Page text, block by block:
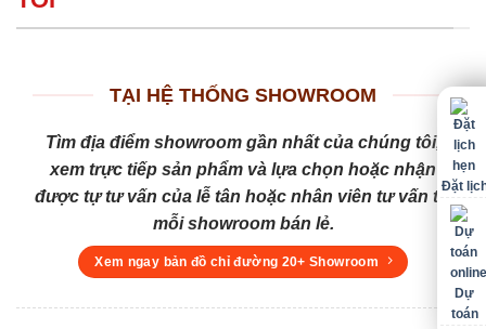
TẠI HỆ THỐNG SHOWROOM
Tìm địa điểm showroom gần nhất của chúng tôi,
xem trực tiếp sản phẩm và lựa chọn hoặc nhận
được tự tư vấn của lễ tân hoặc nhân viên tư vấn tại
mỗi showroom bán lẻ.
Xem ngay bản đồ chỉ đường 20+ Showroom
Đặt
Dự
toán